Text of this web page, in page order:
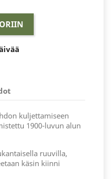
kuljettamiseen
1900-luvun alun
ruuvilla,
käsin kiinni